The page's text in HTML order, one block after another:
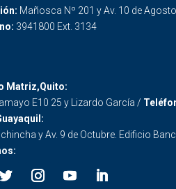
Mañosca Nº 201 y Av. 10 de Agosto
3941800 Ext. 3134
Matriz,Quito:
E10 25 y Lizardo García /
y Av. 9 de Octubre. Edificio